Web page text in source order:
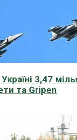
3,47
та Gripen